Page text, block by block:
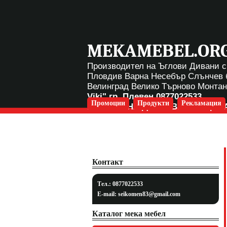
Производител на Ъглови Дивани
Пловдив Варна Несебър Слънчев
Велинград Велико Търново
Viki" гр. Плевен0877022533
БЕЗПЛАТНА ДОСТАВКА ЗА
Промоции Продукти Рекламация
Контакт
Тел.: 0877022533
E-mail: seikomen83@gmail.com
Каталог мека мебел